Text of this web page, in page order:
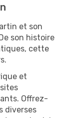
et son
son histoire
cette
et
Offrez-
diverses